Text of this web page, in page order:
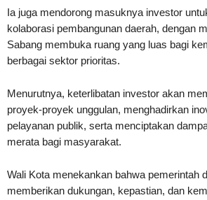
Ia juga mendorong masuknya investor
kolaborasi pembangunan daerah, dengan
Sabang membuka ruang yang luas bagi
berbagai sektor prioritas.
Menurutnya, keterlibatan investor akan
proyek-proyek unggulan, menghadirkan
pelayanan publik, serta menciptakan
merata bagi masyarakat.
Wali Kota menekankan bahwa pemerintah
memberikan dukungan, kepastian, dan